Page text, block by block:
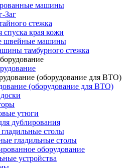
машины
Заг
стежка
края кожи
швейные машины
тамбурного стежка
(оборудование для ВТО)
утюги
дублирования
столы
гладильные столы
оборудование
устройства